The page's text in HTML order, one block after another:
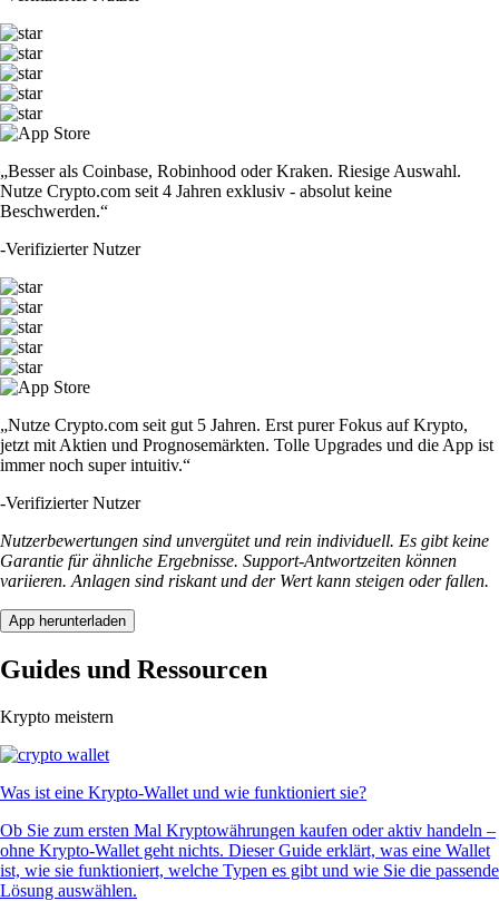
„Besser als Coinbase, Robinhood oder Kraken. Riesige Auswahl.
Nutze Crypto.com seit 4 Jahren exklusiv - absolut keine
Beschwerden.“
-Verifizierter Nutzer
„Nutze Crypto.com seit gut 5 Jahren. Erst purer Fokus auf Krypto,
jetzt mit Aktien und Prognosemärkten. Tolle Upgrades und die App ist
immer noch super intuitiv.“
-Verifizierter Nutzer
Nutzerbewertungen sind unvergütet und rein individuell. Es gibt keine
Garantie für ähnliche Ergebnisse. Support-Antwortzeiten können
variieren. Anlagen sind riskant und der Wert kann steigen oder fallen.
App herunterladen
Guides und Ressourcen
Krypto meistern
Was ist eine Krypto-Wallet und wie funktioniert sie?
Ob Sie zum ersten Mal Kryptowährungen kaufen oder aktiv handeln –
ohne Krypto-Wallet geht nichts. Dieser Guide erklärt, was eine Wallet
ist, wie sie funktioniert, welche Typen es gibt und wie Sie die passende
Lösung auswählen.